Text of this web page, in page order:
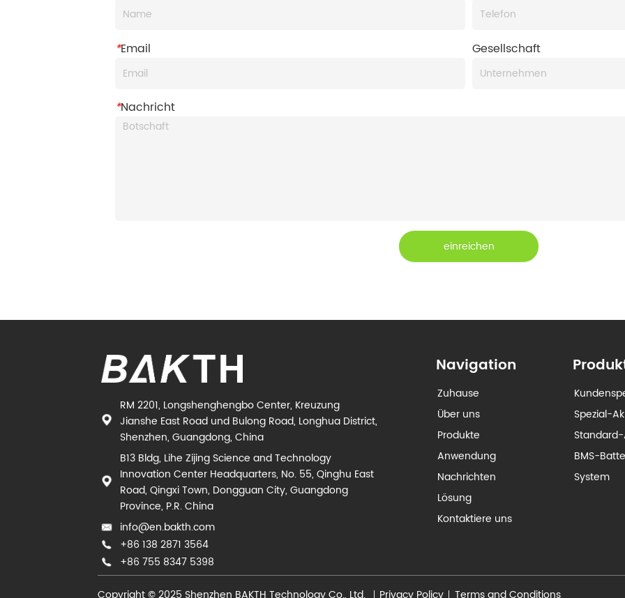
*Email Gesellschaft
*Nachricht
einreichen
RM 2201, Longshenghengbo Center, Kreuzung
Jianshe East Road und Bulong Road, Longhua District,
Shenzhen, Guangdong, China
B13 Bldg, Lihe Zijing Science and Technology
Innovation Center Headquarters, No. 55, Qinghu East
Road, Qingxi Town, Dongguan City, Guangdong
Province, P.R. China
info@en.bakth.com
+86 138 2871 3564
+86 755 8347 5398
Navigation
Zuhause
Über uns
Produkte
Anwendung
Nachrichten
Lösung
Kontaktiere uns
Spezial-
BMS-
System